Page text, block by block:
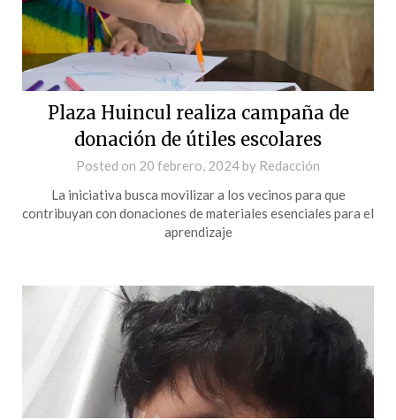
Plaza Huincul realiza campaña de
donación de útiles escolares
Posted on 20 febrero, 2024by Redacción
La iniciativa busca movilizar a los vecinos para que
contribuyan con donaciones de materiales esenciales para el
aprendizaje